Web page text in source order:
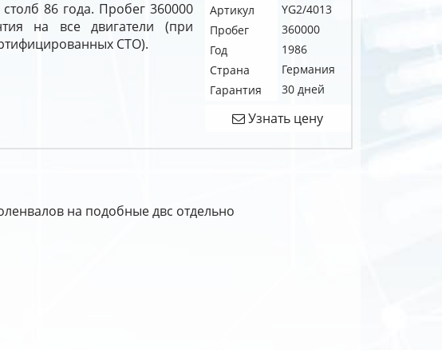
86 года. Пробег 360000
на все двигатели (при
СТО).
Артикул
YG2/4013
Пробег
360000
Год
1986
Страна
Германия
Гарантия
30 дней
Узнать цену
на подобные двс отдельно